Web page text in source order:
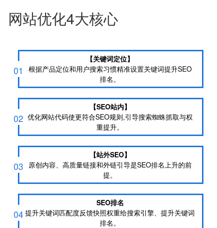
网站优化4大核心
01
【关键词定位】
根据产品定位和用户搜索习惯精准设置关键词提升SEO
排名。
02
【SEO站内】
优化网站代码使更符合SEO规则,引导搜索蜘蛛抓取与权
重提升。
03
【站外SEO】
原创内容、高质量链接和外链引导是SEO排名上升的前
提。
04
SEO排名
提升关键词匹配度反馈快照权重给搜索引擎、提升关键词
排名。